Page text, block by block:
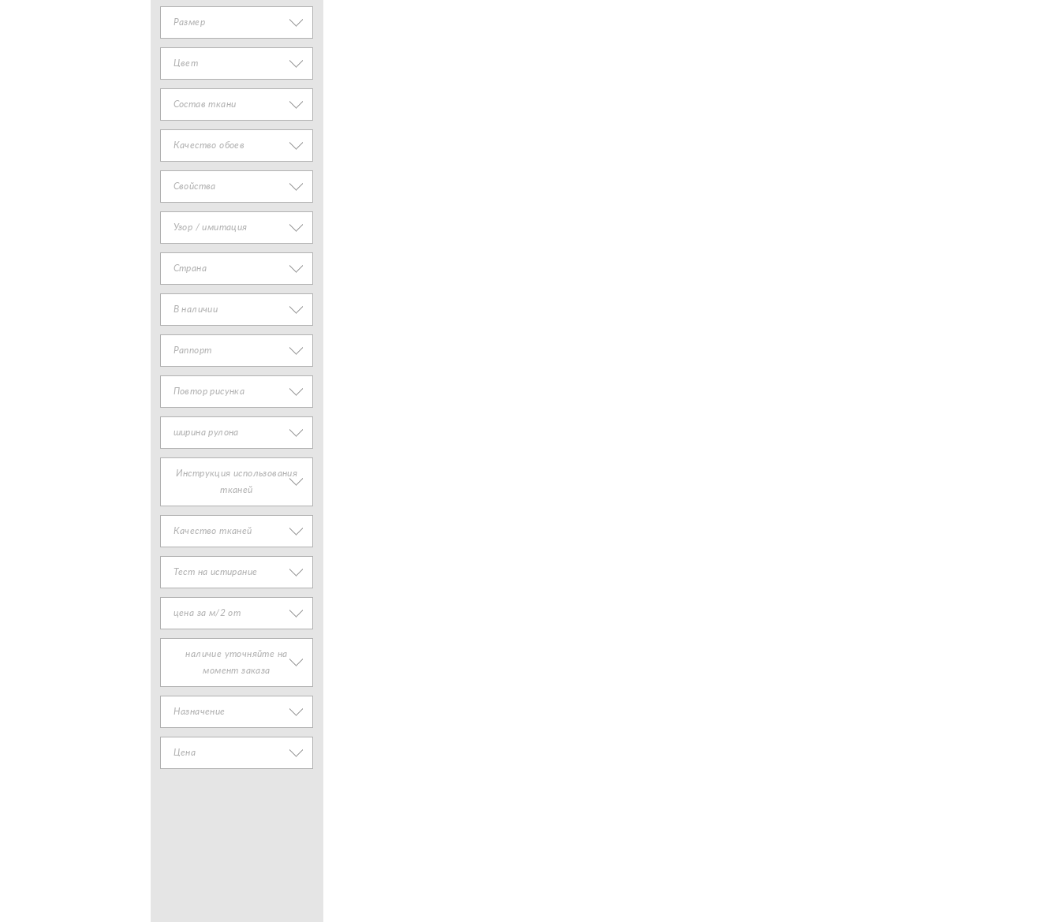
Размер
Цвет
Состав ткани
Качество обоев
Свойства
Узор / имитация
Страна
В наличии
Раппорт
Повтор рисунка
ширина рулона
Инструкция использования
тканей
Качество тканей
Тест на истирание
цена за м/2 от
наличие уточняйте на
момент заказа
Назначение
Цена